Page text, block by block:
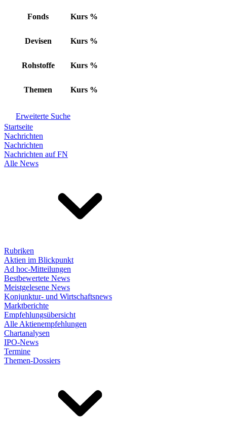
Fonds Kurs %
Devisen Kurs %
Rohstoffe Kurs %
Themen Kurs %
Erweiterte Suche
Startseite
Nachrichten
Nachrichten
Nachrichten auf FN
Alle News
Rubriken
Aktien im Blickpunkt
Ad hoc-Mitteilungen
Bestbewertete News
Meistgelesene News
Konjunktur- und Wirtschaftsnews
Marktberichte
Empfehlungsübersicht
Alle Aktienempfehlungen
Chartanalysen
IPO-News
Termine
Themen-Dossiers